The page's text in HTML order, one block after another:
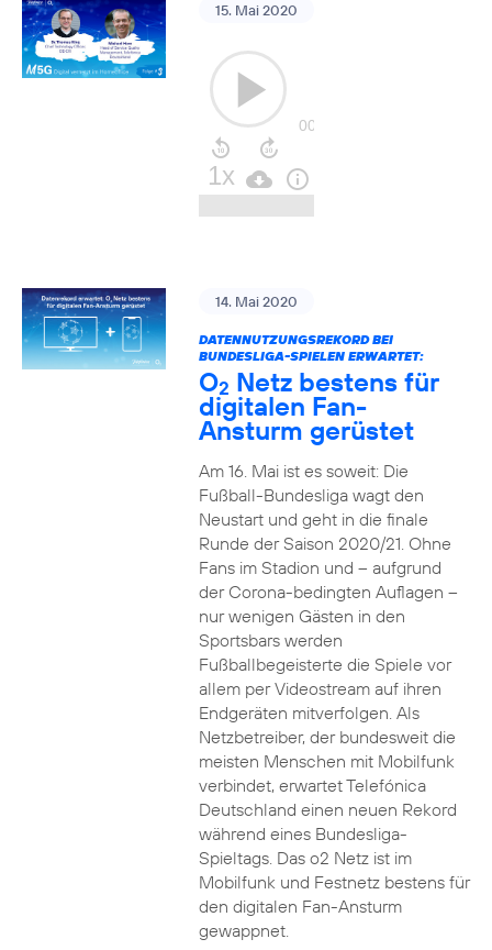
15. Mai 2020
14. Mai 2020
DATENNUTZUNGSREKORD BEI
BUNDESLIGA-SPIELEN ERWARTET:
O2 Netz bestens für
digitalen Fan-
Ansturm gerüstet
Am 16. Mai ist es soweit: Die
Fußball-Bundesliga wagt den
Neustart und geht in die finale
Runde der Saison 2020/21. Ohne
Fans im Stadion und – aufgrund
der Corona-bedingten Auflagen –
nur wenigen Gästen in den
Sportsbars werden
Fußballbegeisterte die Spiele vor
allem per Videostream auf ihren
Endgeräten mitverfolgen. Als
Netzbetreiber, der bundesweit die
meisten Menschen mit Mobilfunk
verbindet, erwartet Telefónica
Deutschland einen neuen Rekord
während eines Bundesliga-
Spieltags. Das o2 Netz ist im
Mobilfunk und Festnetz bestens für
den digitalen Fan-Ansturm
gewappnet.